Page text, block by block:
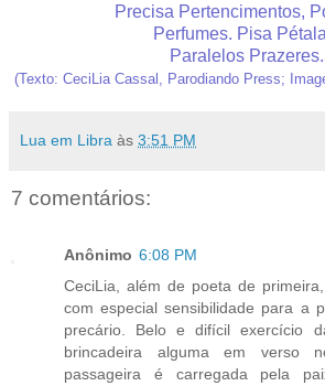
Precisa Pertencimentos,
Perfumes. Pisa
Paralelos Prazeres.
(Texto: CeciLia Cassal, Parodiando Press;
Lua em Libra às 3:51 PM
7 comentários:
Anônimo 6:08 PM
CeciLia, além de poeta de
com especial sensibilidade para a
precário. Belo e difícil exercício
brincadeira alguma em verso
passageira é carregada pela